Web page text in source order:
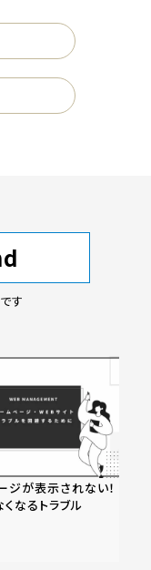
す
ジが表示されない！
なるトラブル